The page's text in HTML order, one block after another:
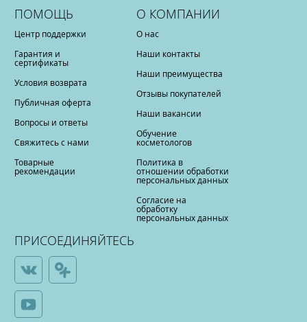
ПОМОЩЬ
Центр поддержки
Гарантия и
сертификаты
Условия возврата
Публичная оферта
Вопросы и ответы
Свяжитесь с нами
Товарные
рекомендации
О КОМПАНИИ
О нас
Наши контакты
Наши преимущества
Отзывы покупателей
Наши вакансии
Обучение
косметологов
Политика в
отношении обработки
персональных данных
Согласие на
обработку
персональных данных
ПРИСОЕДИНЯЙТЕСЬ